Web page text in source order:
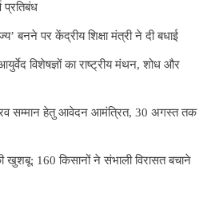
प्रतिबंध
बनने पर केंद्रीय शिक्षा मंत्री ने दी बधाई
विशेषज्ञों का राष्ट्रीय मंथन, शोध और
सम्मान हेतु आवेदन आमंत्रित, 30 अगस्त तक
खुशबू: 160 किसानों ने संभाली विरासत बचाने